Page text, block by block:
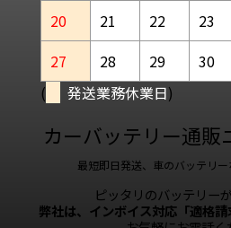
20
21 22 23
27
28 29
30
(
発送業務休業日)
カーバッテリー通販
最短即日発送、車のバッテリー
ピッタリのバッテリー
弊社は、インボイス対応「適格請